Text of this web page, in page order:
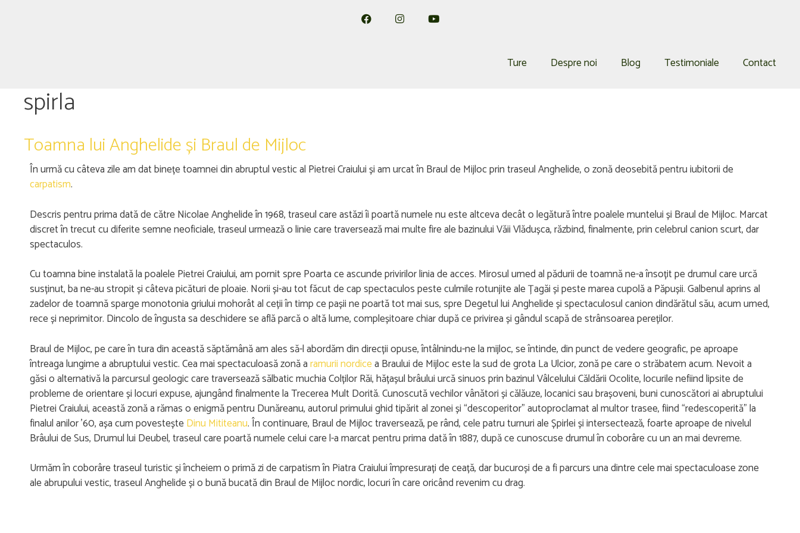
Ture Despre noi Blog Testimoniale Contact
spirla
Toamna lui Anghelide și Braul de Mijloc
În urmă cu câteva zile am dat binețe toamnei din abruptul vestic al Pietrei Craiului și am urcat în Braul de Mijloc prin traseul Anghelide, o zonă deosebită pentru iubitorii de
carpatism.
Descris pentru prima dată de către Nicolae Anghelide în 1968, traseul care astăzi îi poartă numele nu este altceva decât o legătură între poalele muntelui și Braul de Mijloc. Marcat
discret în trecut cu diferite semne neoficiale, traseul urmează o linie care traversează mai multe fire ale bazinului Văii Vlădușca, răzbind, finalmente, prin celebrul canion scurt, dar
spectaculos.
Cu toamna bine instalată la poalele Pietrei Craiului, am pornit spre Poarta ce ascunde privirilor linia de acces. Mirosul umed al pădurii de toamnă ne-a însoțit pe drumul care urcă
susținut, ba ne-au stropit și câteva picături de ploaie. Norii și-au tot făcut de cap spectaculos peste culmile rotunjite ale Țagăi și peste marea cupolă a Păpușii. Galbenul aprins al
zadelor de toamnă sparge monotonia griului mohorât al ceții în timp ce pașii ne poartă tot mai sus, spre Degetul lui Anghelide și spectaculosul canion dindărătul său, acum umed,
rece și neprimitor. Dincolo de îngusta sa deschidere se află parcă o altă lume, compleșitoare chiar după ce privirea și gândul scapă de strânsoarea pereților.
Braul de Mijloc, pe care în tura din această săptămână am ales să-l abordăm din direcții opuse, întâlnindu-ne la mijloc, se întinde, din punct de vedere geografic, pe aproape
întreaga lungime a abruptului vestic. Cea mai spectaculoasă zonă aramurii nordicea Braului de Mijloc este la sud de grota La Ulcior, zonă pe care o străbatem acum. Nevoit a
găsi o alternativă la parcursul geologic care traversează sălbatic muchia Colților Răi, hățașul brâului urcă sinuos prin bazinul Vâlcelului Căldării Ocolite, locurile nefiind lipsite de
probleme de orientare și locuri expuse, ajungând finalmente la Trecerea Mult Dorită. Cunoscută vechilor vânători și călăuze, locanici sau brașoveni, buni cunoscători ai abruptului
Pietrei Craiului, această zonă a rămas o enigmă pentru Dunăreanu, autorul primului ghid tipărit al zonei și “descoperitor” autoproclamat al multor trasee, fiind “redescoperită” la
finalul anilor ’60, așa cum povesteșteDinu Mititeanu. În continuare, Braul de Mijloc traversează, pe rând, cele patru turnuri ale Șpirlei și intersectează, foarte aproape de nivelul
Brâului de Sus, Drumul lui Deubel, traseul care poartă numele celui care l-a marcat pentru prima dată în 1887, după ce cunoscuse drumul în coborâre cu un an mai devreme.
Urmăm în coborâre traseul turistic și încheiem o primă zi de carpatism în Piatra Craiului împresurați de ceață, dar bucuroși de a fi parcurs una dintre cele mai spectaculoase zone
ale abrupului vestic, traseul Anghelide și o bună bucată din Braul de Mijloc nordic, locuri în care oricând revenim cu drag.